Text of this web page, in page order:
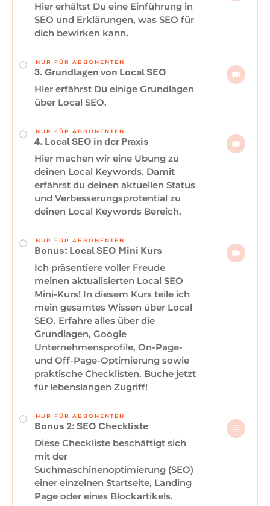
Hier erhältst Du eine Einführung in
SEO und Erklärungen, was SEO für
dich bewirken kann.
NUR FÜR ABBONENTEN
3. Grundlagen von Local SEO
Hier erfährst Du einige Grundlagen
über Local SEO.
NUR FÜR ABBONENTEN
4. Local SEO in der Praxis
Hier machen wir eine Übung zu
deinen Local Keywords. Damit
erfährst du deinen aktuellen Status
und Verbesserungsprotential zu
deinen Local Keywords Bereich.
NUR FÜR ABBONENTEN
Bonus: Local SEO Mini Kurs
Ich präsentiere voller Freude
meinen aktualisierten Local SEO
Mini-Kurs! In diesem Kurs teile ich
mein gesamtes Wissen über Local
SEO. Erfahre alles über die
Grundlagen, Google
Unternehmensprofile, On-Page-
und Off-Page-Optimierung sowie
praktische Checklisten. Buche jetzt
für lebenslangen Zugriff!
NUR FÜR ABBONENTEN
Bonus 2: SEO Checkliste
Diese Checkliste beschäftigt sich
mit der
Suchmaschinenoptimierung (SEO)
einer einzelnen Startseite, Landing
Page oder eines Blockartikels.